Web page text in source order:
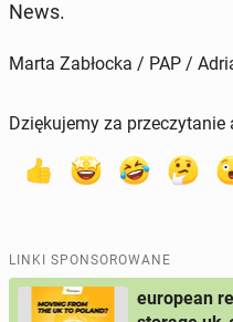
News.
Marta Zabłocka / PAP /
Dziękujemy za przeczytanie
LINKI SPONSOROWANE
european